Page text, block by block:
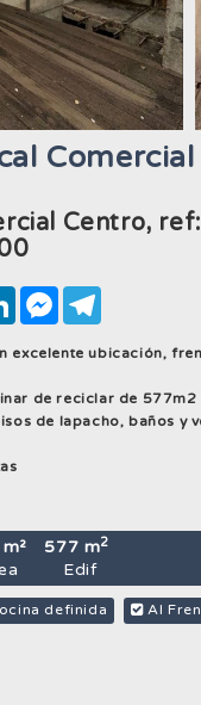
Centro, ref:
LinkedInMessenger
excelente ubicación,
de reciclar de
de lapacho, baños y
577 m2
Edif
definida Al